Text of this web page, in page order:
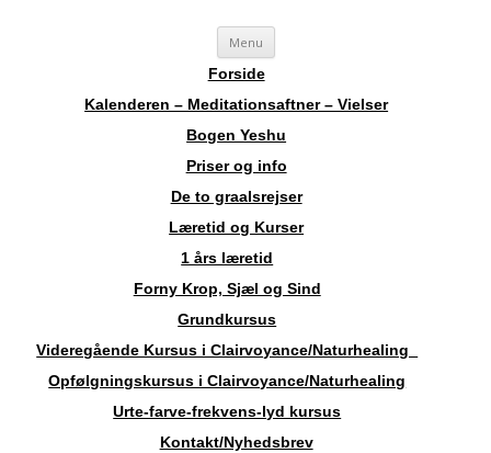
Landskendt Clairvoyant, Healer, Harpespiller, Forfatter, Counsellor,
Aura-Soma Terapeut, og Druide.
Menu Videre
indhold
Forside
Kalenderen – Meditationsaftner – Vielser
Bogen Yeshu
Priser og info
De to graalsrejser
Læretid og Kurser
1 års læretid
Forny Krop, Sjæl og Sind
Grundkursus
Videregående Kursus i Clairvoyance/Naturhealing
Opfølgningskursus i Clairvoyance/Naturhealing
Urte-farve-frekvens-lyd kursus
Kontakt/Nyhedsbrev